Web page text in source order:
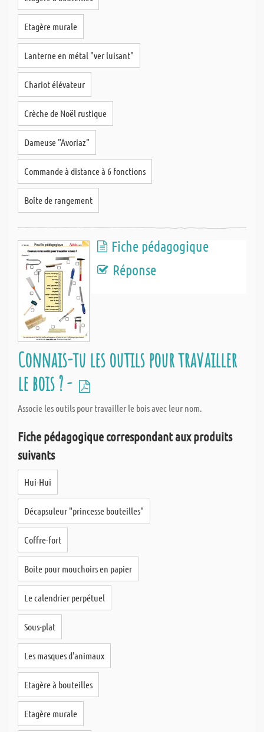
Etagère murale
Lanterne en métal "ver luisant"
Chariot élévateur
Crèche de Noël rustique
Dameuse "Avoriaz"
Commande à distance à 6 fonctions
Boîte de rangement
Fiche pédagogique
Réponse
Connais-tu les outils pour travailler
le bois ? -
Associe les outils pour travailler le bois avec leur nom.
Fiche pédagogique correspondant aux produits
suivants
Hui-Hui
Décapsuleur "princesse bouteilles"
Coffre-fort
Boite pour mouchoirs en papier
Le calendrier perpétuel
Sous-plat
Les masques d'animaux
Etagère à bouteilles
Etagère murale